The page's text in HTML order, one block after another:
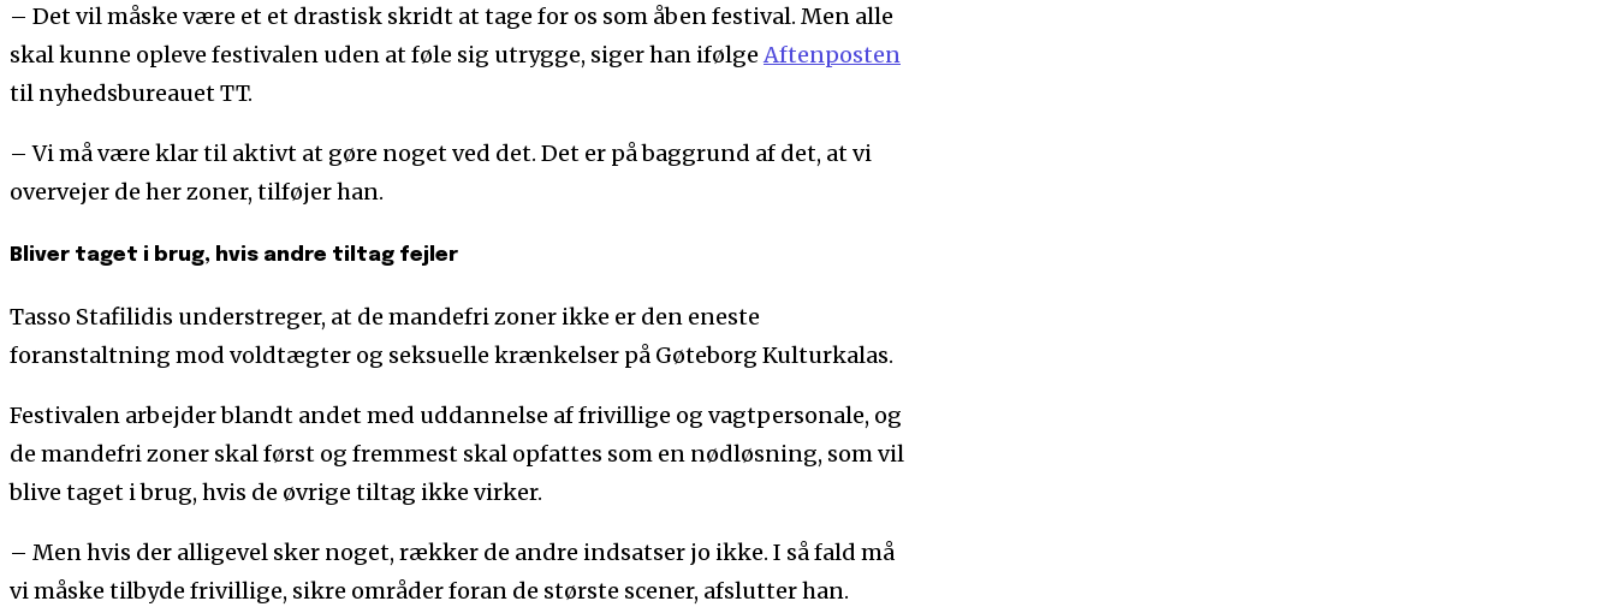
– Det vil måske være et et drastisk skridt at tage for os som åben festival. Men alle
skal kunne opleve festivalen uden at føle sig utrygge, siger han ifølge Aftenposten
til nyhedsbureauet TT.
– Vi må være klar til aktivt at gøre noget ved det. Det er på baggrund af det, at vi
overvejer de her zoner, tilføjer han.
Bliver taget i brug, hvis andre tiltag fejler
Tasso Stafilidis understreger, at de mandefri zoner ikke er den eneste
foranstaltning mod voldtægter og seksuelle krænkelser på Gøteborg Kulturkalas.
Festivalen arbejder blandt andet med uddannelse af frivillige og vagtpersonale, og
de mandefri zoner skal først og fremmest skal opfattes som en nødløsning, som vil
blive taget i brug, hvis de øvrige tiltag ikke virker.
– Men hvis der alligevel sker noget, rækker de andre indsatser jo ikke. I så fald må
vi måske tilbyde frivillige, sikre områder foran de største scener, afslutter han.